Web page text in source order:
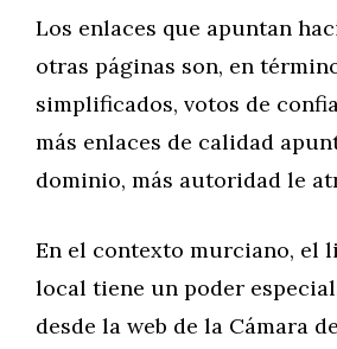
Los enlaces que apuntan
otras páginas son, en
simplificados, votos de
más enlaces de calidad
dominio, más autoridad le
En el contexto murciano, el
local tiene un poder
desde la web de la Cámara